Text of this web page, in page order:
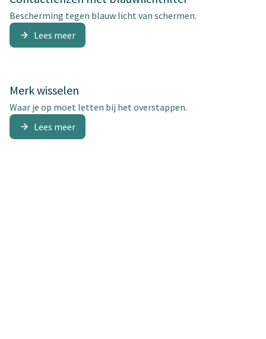
Bescherming tegen blauw licht van schermen.
Lees meer
Merk wisselen
Waar je op moet letten bij het overstappen.
Lees meer